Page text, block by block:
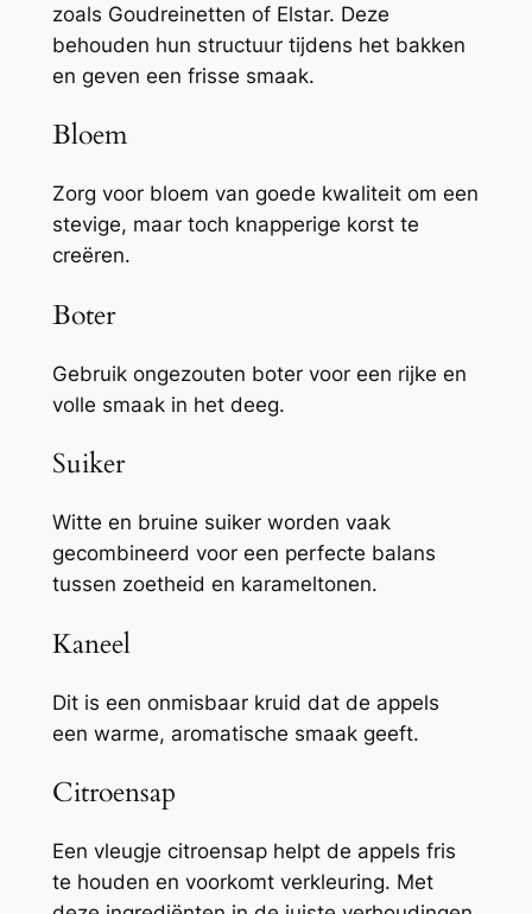
zoals Goudreinetten of Elstar. Deze
behouden hun structuur tijdens het bakken
en geven een frisse smaak.
Bloem
Zorg voor bloem van goede kwaliteit om een
stevige, maar toch knapperige korst te
creëren.
Boter
Gebruik ongezouten boter voor een rijke en
volle smaak in het deeg.
Suiker
Witte en bruine suiker worden vaak
gecombineerd voor een perfecte balans
tussen zoetheid en karameltonen.
Kaneel
Dit is een onmisbaar kruid dat de appels
een warme, aromatische smaak geeft.
Citroensap
Een vleugje citroensap helpt de appels fris
te houden en voorkomt verkleuring. Met